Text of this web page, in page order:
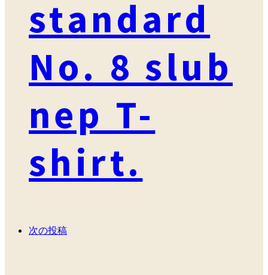
standard
No. 8 slub
nep T-
shirt.
次の投稿